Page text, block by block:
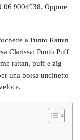
06 9004938. Oppure
a Punto Rattan
Clarissa: Punto Puff
rattan, puff e zig
una borsa uncinetto